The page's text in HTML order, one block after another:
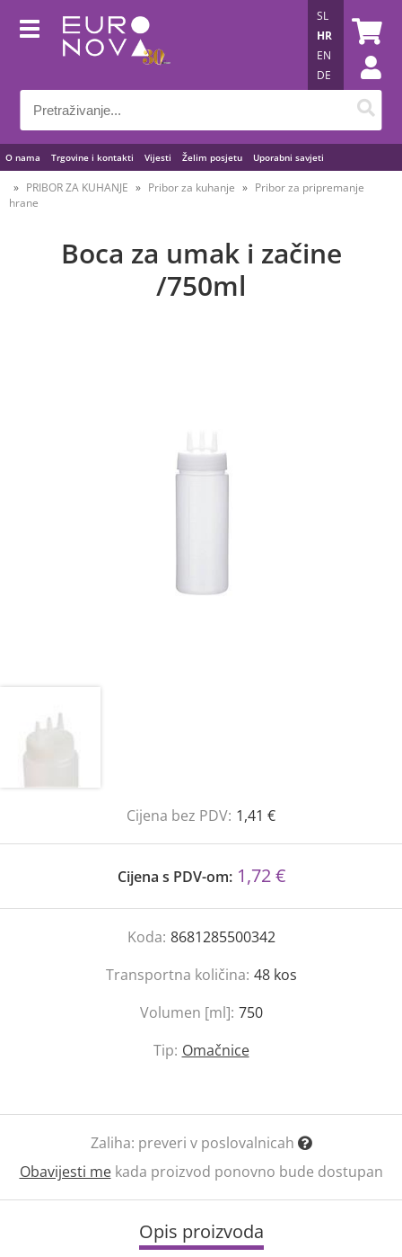
O nama Trgovine i kontakti Vijesti Želim posjetu Uporabni savjeti
SL
HR
EN
DE
PRIBOR ZA KUHANJE Pribor za kuhanje
Pribor za pripremanje
hrane
Boca za umak i začine
/750ml
Cijena bez PDV: 1,41 €
Cijena s PDV-om: 1,72 €
Koda: 8681285500342
Transportna količina: 48 kos
Volumen [ml]: 750
Tip: Omačnice
Zaliha: preveri v poslovalnicah
Obavijesti mekada proizvod ponovno bude dostupan
Opis proizvoda